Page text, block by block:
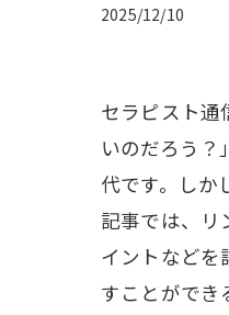
2025/12/10
セラピスト通
いのだろう
代です。しか
記事では、リ
イントなど
すことができ